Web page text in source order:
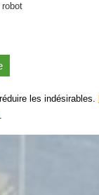
les indésirables.
.